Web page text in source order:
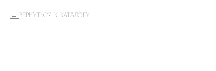
ВЕРНУТЬСЯ К КАТАЛОГУ